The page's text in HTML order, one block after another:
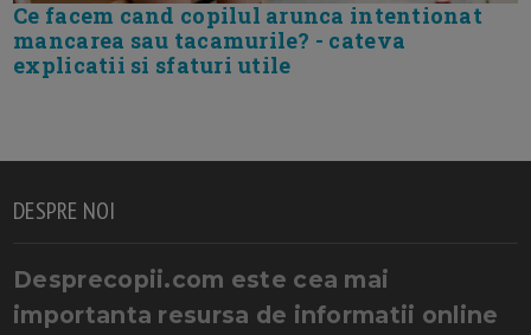
Ce facem cand copilul arunca intentionat
mancarea sau tacamurile? - cateva
explicatii si sfaturi utile
DESPRE NOI
Desprecopii.com este cea mai
importanta resursa de informatii online